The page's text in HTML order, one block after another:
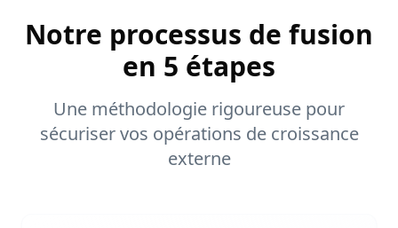
Notre processus de fusion
en 5 étapes
Une méthodologie rigoureuse pour
sécuriser vos opérations de croissance
externe